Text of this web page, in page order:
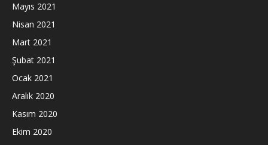
Mayıs 2021
Nisan 2021
Mart 2021
Şubat 2021
Ocak 2021
Aralık 2020
Kasım 2020
Ekim 2020